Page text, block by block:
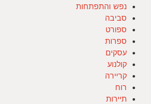
נפש והתפתחות
סביבה
ספורט
ספרות
עסקים
קולנוע
קריירה
רוח
תיירות